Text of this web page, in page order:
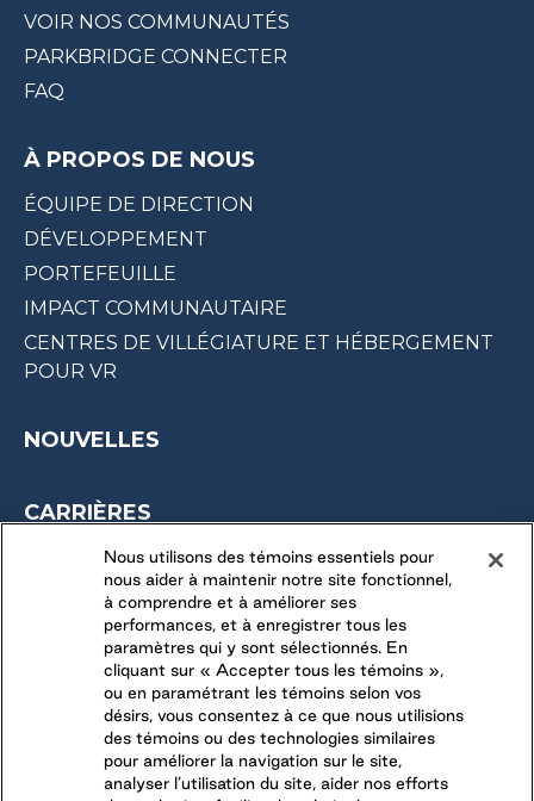
VOIR NOS COMMUNAUTÉS
PARKBRIDGE CONNECTER
FAQ
À PROPOS DE NOUS
ÉQUIPE DE DIRECTION
DÉVELOPPEMENT
PORTEFEUILLE
IMPACT COMMUNAUTAIRE
CENTRES DE VILLÉGIATURE ET HÉBERGEMENT
POUR VR
NOUVELLES
CARRIÈRES
OPPORTUNITÉS SAISONNIÈRES
DERNIÈRES OPPORTUNITÉS
CONNECTEZ-VOUS AVEC NOUS
SUIVEZ-NOUS SUR
Nous utilisons des témoins essentiels pour
nous aider à maintenir notre site fonctionnel,
à comprendre et à améliorer ses
performances, et à enregistrer tous les
paramètres qui y sont sélectionnés. En
cliquant sur « Accepter tous les témoins »,
ou en paramétrant les témoins selon vos
désirs, vous consentez à ce que nous utilisions
des témoins ou des technologies similaires
pour améliorer la navigation sur le site,
analyser l’utilisation du site, aider nos efforts